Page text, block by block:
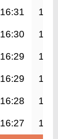
16:31
16:30
16:29
16:29
16:28
16:27